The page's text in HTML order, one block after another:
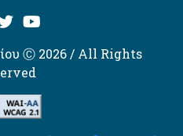
Ⓒ 2026 / All Rights